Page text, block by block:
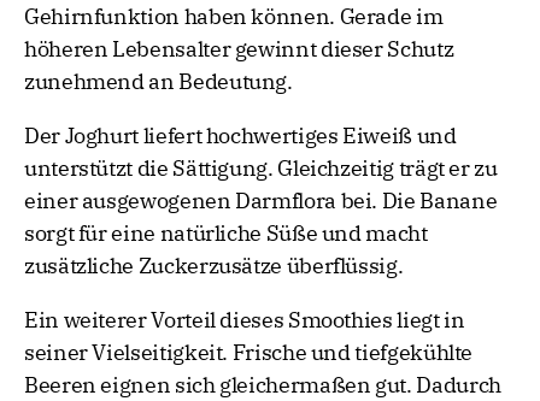
Gehirnfunktion haben können. Gerade im
höheren Lebensalter gewinnt dieser Schutz
zunehmend an Bedeutung.
Der Joghurt liefert hochwertiges Eiweiß und
unterstützt die Sättigung. Gleichzeitig trägt er zu
einer ausgewogenen Darmflora bei. Die Banane
sorgt für eine natürliche Süße und macht
zusätzliche Zuckerzusätze überflüssig.
Ein weiterer Vorteil dieses Smoothies liegt in
seiner Vielseitigkeit. Frische und tiefgekühlte
Beeren eignen sich gleichermaßen gut. Dadurch